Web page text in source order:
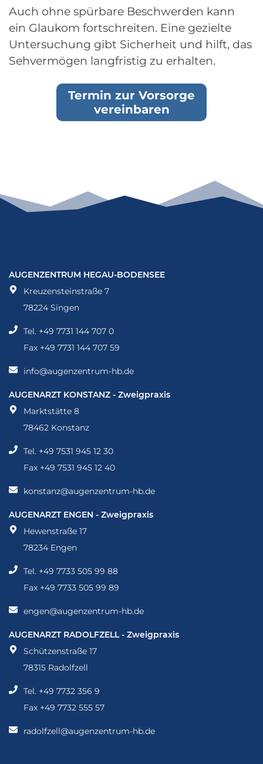
Auch ohne spürbare Beschwerden kann
ein Glaukom fortschreiten. Eine gezielte
Untersuchung gibt Sicherheit und hilft, das
Sehvermögen langfristig zu erhalten.
Termin zur Vorsorge
vereinbaren
Standorte
Augenzentrum Hegau-Bodensee – Singen
AUGENZENTRUM HEGAU-BODENSEE
Kreuzensteinstraße 7
78224 Singen
Tel. +49 7731 144 707 0
Fax +49 7731 144 707 59
info@augenzentrum-hb.de
Augenarzt Konstanz - Zweigpraxis
AUGENARZT KONSTANZ - Zweigpraxis
Marktstätte 8
78462 Konstanz
Tel. +49 7531 945 12 30
Fax +49 7531 945 12 40
konstanz@augenzentrum-hb.de
Augenarzt Engen - Zweigpraxis
AUGENARZT ENGEN - Zweigpraxis
Hewenstraße 17
78234 Engen
Tel. +49 7733 505 99 88
Fax +49 7733 505 99 89
engen@augenzentrum-hb.de
Augenarzt Radolfzell - Zweigpraxis
AUGENARZT RADOLFZELL - Zweigpraxis
Schützenstraße 17
78315 Radolfzell
Tel. +49 7732 356 9
Fax +49 7732 555 57
radolfzell@augenzentrum-hb.de